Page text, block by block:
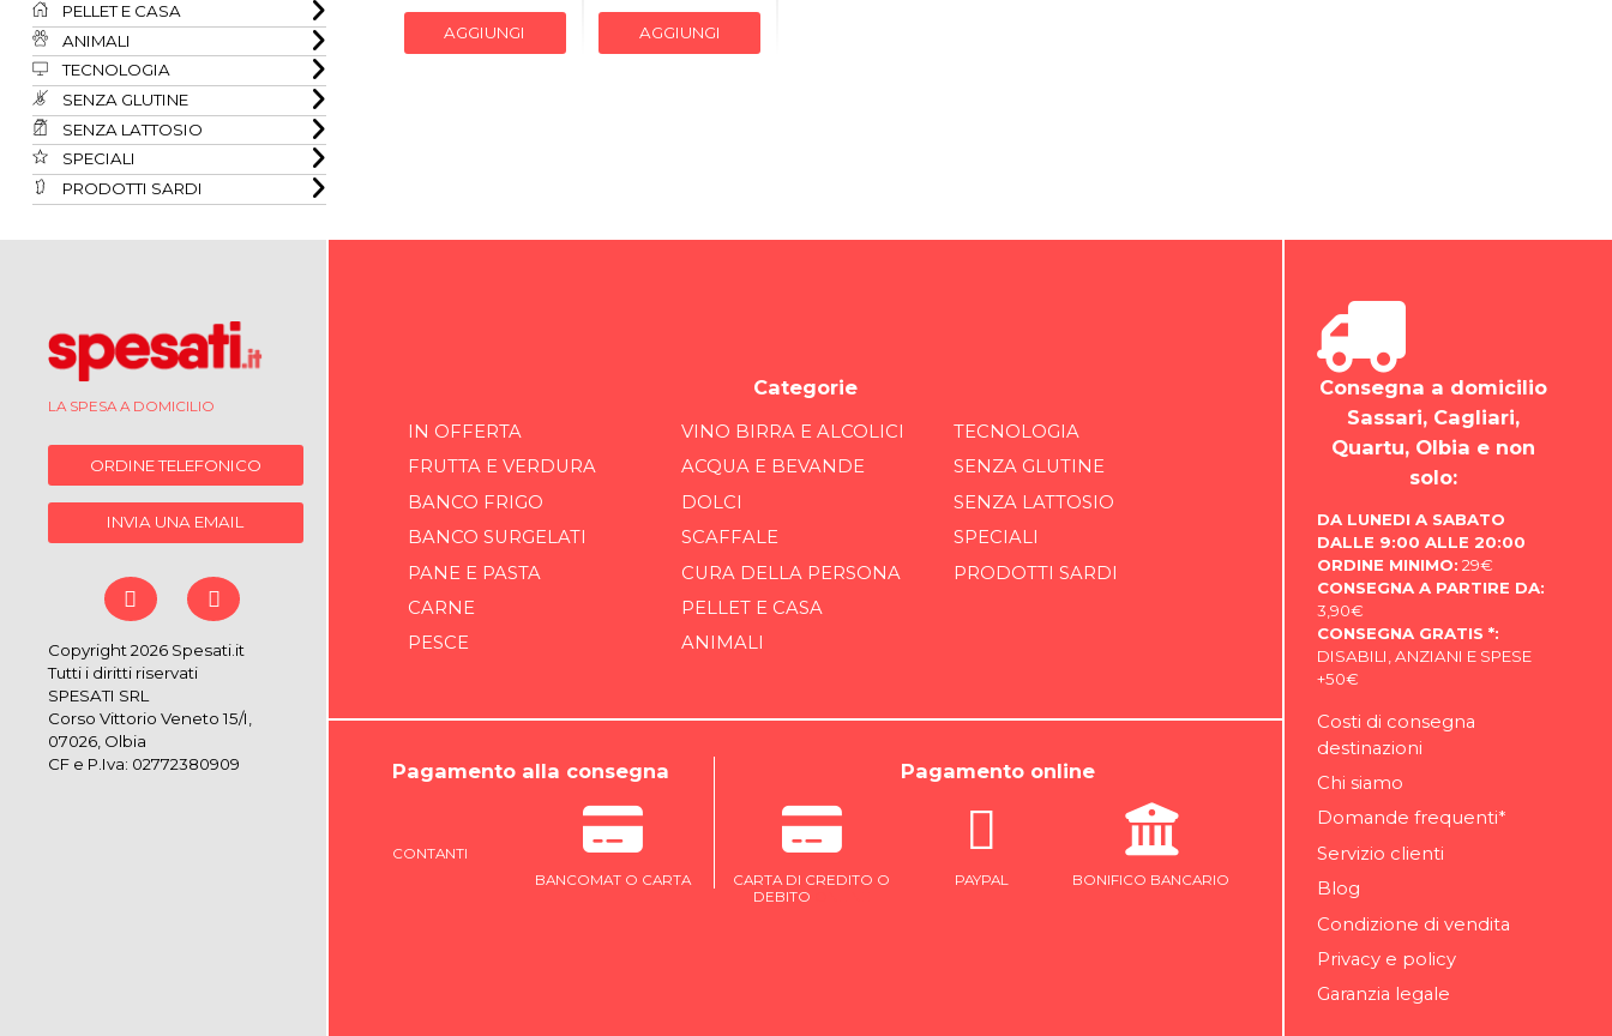
PELLET E CASA
ANIMALI
TECNOLOGIA
SENZA GLUTINE
SENZA LATTOSIO
SPECIALI
PRODOTTI SARDI
AGGIUNGI AGGIUNGI
LA SPESA A DOMICILIO
ORDINE TELEFONICO
INVIA UNA EMAIL
Copyright 2026 Spesati.it
Tutti i diritti riservati
SPESATI SRL
Corso Vittorio Veneto 15/I,
07026, Olbia
CF e P.Iva: 02772380909
Categorie
IN OFFERTA
FRUTTA E VERDURA
BANCO FRIGO
BANCO SURGELATI
PANE E PASTA
CARNE
PESCE
VINO BIRRA E ALCOLICI
ACQUA E BEVANDE
DOLCI
SCAFFALE
CURA DELLA PERSONA
PELLET E CASA
ANIMALI
TECNOLOGIA
SENZA GLUTINE
SENZA LATTOSIO
SPECIALI
PRODOTTI SARDI
Pagamento alla consegna
CONTANTI
BANCOMAT O CARTA
Pagamento online
CARTA DI CREDITO O
DEBITO
PAYPAL BONIFICO BANCARIO
Consegna a domicilio
Sassari, Cagliari,
Quartu, Olbia e non
solo:
DA LUNEDI A SABATO
DALLE 9:00 ALLE 20:00
ORDINE MINIMO: 29€
CONSEGNA A PARTIRE DA:
3,90€
CONSEGNA GRATIS *:
DISABILI, ANZIANI E SPESE
+50€
Costi di consegna
destinazioni
Chi siamo
Domande frequenti*
Servizio clienti
Blog
Condizione di vendita
Privacy e policy
Garanzia legale